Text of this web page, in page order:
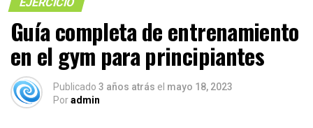
Guía completa de entrenamiento
en el gym para principiantes
Publicado 3 años atrás el mayo 18, 2023
Poradmin